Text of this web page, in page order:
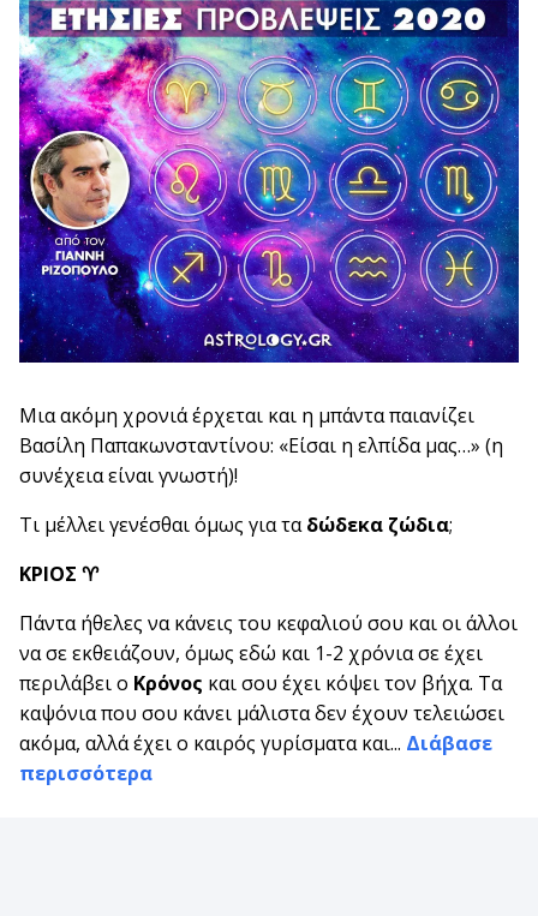
Μια ακόμη χρονιά έρχεται και η μπάντα παιανίζει
Βασίλη Παπακωνσταντίνου: «Είσαι η ελπίδα μας…» (η
συνέχεια είναι γνωστή)!
Τι μέλλει γενέσθαι όμως για ταδώδεκα ζώδια;
ΚΡΙΟΣ ♈
Πάντα ήθελες να κάνεις του κεφαλιού σου και οι άλλοι
να σε εκθειάζουν, όμως εδώ και 1-2 χρόνια σε έχει
περιλάβει ο Κρόνος και σου έχει κόψει τον βήχα. Τα
καψόνια που σου κάνει μάλιστα δεν έχουν τελειώσει
ακόμα, αλλά έχει ο καιρός γυρίσματα και... Διάβασε
περισσότερα